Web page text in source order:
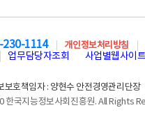
1114 개인정보처리방침
업무담당자조회 사업별웹사이
보호책임자 : 양현수 안전경영관리단장
국지능정보사회진흥원. All Rights